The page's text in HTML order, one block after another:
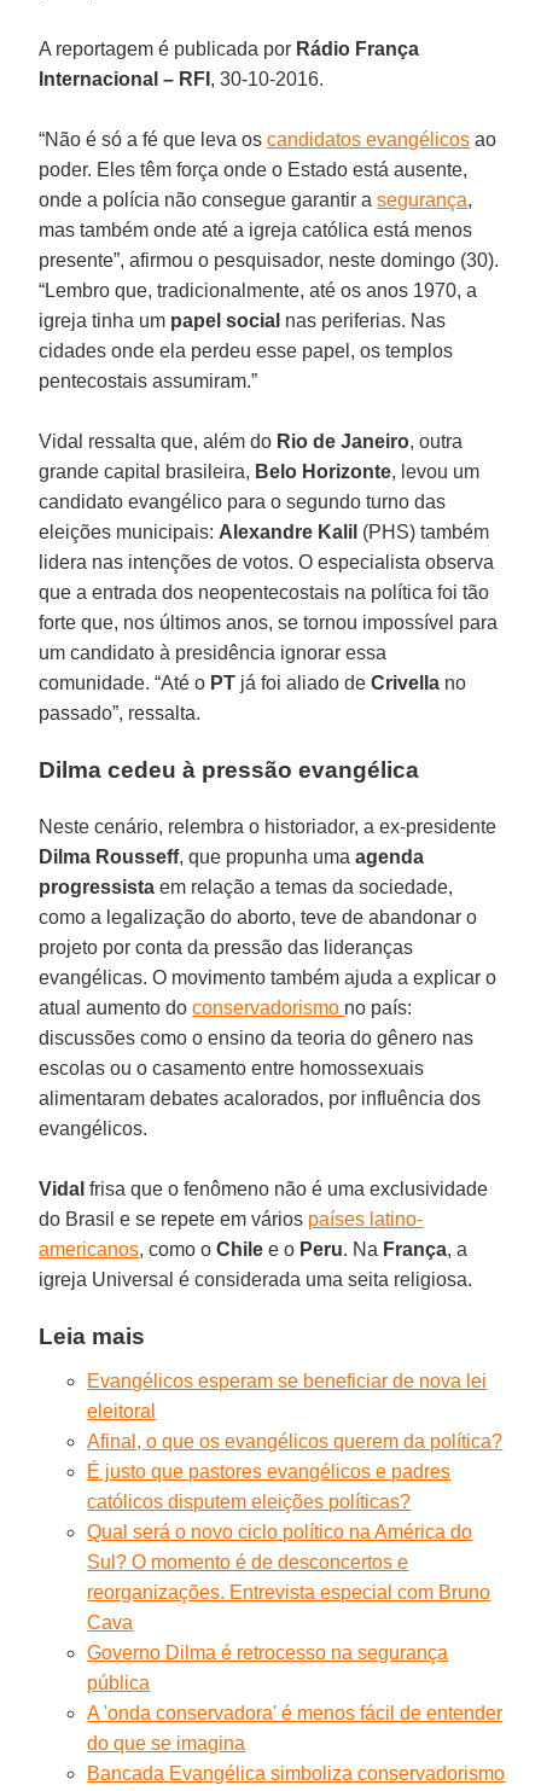
A reportagem é publicada por Rádio França
Internacional – RFI , 30-10-2016.
“Não é só a fé que leva oscandidatos evangélicos ao
poder. Eles têm força onde o Estado está ausente,
onde a polícia não consegue garantir asegurança,
mas também onde até a igreja católica está menos
presente”, afirmou o pesquisador, neste domingo (30).
“Lembro que, tradicionalmente, até os anos 1970, a
igreja tinha um papel social nas periferias. Nas
cidades onde ela perdeu esse papel, os templos
pentecostais assumiram.”
Vidal ressalta que, além do Rio de Janeiro, outra
grande capital brasileira, Belo Horizonte, levou um
candidato evangélico para o segundo turno das
eleições municipais: Alexandre Kalil (PHS) também
lidera nas intenções de votos. O especialista observa
que a entrada dos neopentecostais na política foi tão
forte que, nos últimos anos, se tornou impossível para
um candidato à presidência ignorar essa
comunidade. “Até o PT já foi aliado deCrivella no
passado”, ressalta.
Dilma cedeu à pressão evangélica
Neste cenário, relembra o historiador, a ex-presidente
Dilma Rousseff, que propunha umaagenda
progressista em relação a temas da sociedade,
como a legalização do aborto, teve de abandonar o
projeto por conta da pressão das lideranças
evangélicas. O movimento também ajuda a explicar o
atual aumento doconservadorismo no país:
discussões como o ensino da teoria do gênero nas
escolas ou o casamento entre homossexuais
alimentaram debates acalorados, por influência dos
evangélicos.
Vidal frisa que o fenômeno não é uma exclusividade
do Brasil e se repete em vários países latino-
americanos, como oChile e o Peru. Na França, a
igreja Universal é considerada uma seita religiosa.
Leia mais
Evangélicos esperam se beneficiar de nova lei
eleitoral
Afinal, o que os evangélicos querem da política?
É justo que pastores evangélicos e padres
católicos disputem eleições políticas?
Qual será o novo ciclo político na América do
Sul? O momento é de desconcertos e
reorganizações. Entrevista especial com Bruno
Cava
Governo Dilma é retrocesso na segurança
pública
A 'onda conservadora' é menos fácil de entender
do que se imagina
Bancada Evangélica simboliza conservadorismo